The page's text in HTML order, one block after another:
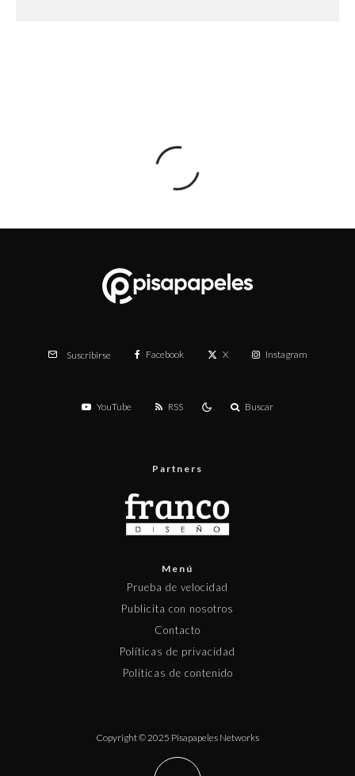
Suscribirse Facebook X Instagram
YouTube RSS Buscar
Partners
Menú
Prueba de velocidad
Publicita con nosotros
Contacto
Políticas de privacidad
Políticas de contenido
Copyright © 2025 Pisapapeles Networks